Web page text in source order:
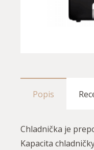
Popis
Chladnička je
Kapacita